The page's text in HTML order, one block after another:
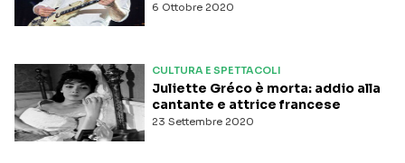
6 Ottobre 2020
CULTURA E SPETTACOLI
23 Settembre 2020
Juliette Gréco è morta: addio alla
cantante e attrice francese